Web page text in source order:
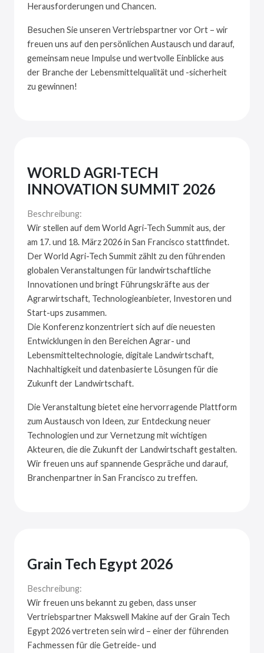
Herausforderungen und Chancen.
Besuchen Sie unseren Vertriebspartner vor Ort – wir
freuen uns auf den persönlichen Austausch und darauf,
gemeinsam neue Impulse und wertvolle Einblicke aus
der Branche der Lebensmittelqualität und -sicherheit
zu gewinnen!
WORLD AGRI-TECH
INNOVATION SUMMIT 2026
Beschreibung:
Wir stellen auf dem World Agri-Tech Summit aus, der
am 17. und 18. März 2026 in San Francisco stattfindet.
Der World Agri-Tech Summit zählt zu den führenden
globalen Veranstaltungen für landwirtschaftliche
Innovationen und bringt Führungskräfte aus der
Agrarwirtschaft, Technologieanbieter, Investoren und
Start-ups zusammen.
Die Konferenz konzentriert sich auf die neuesten
Entwicklungen in den Bereichen Agrar- und
Lebensmitteltechnologie, digitale Landwirtschaft,
Nachhaltigkeit und datenbasierte Lösungen für die
Zukunft der Landwirtschaft.
Die Veranstaltung bietet eine hervorragende Plattform
zum Austausch von Ideen, zur Entdeckung neuer
Technologien und zur Vernetzung mit wichtigen
Akteuren, die die Zukunft der Landwirtschaft gestalten.
Wir freuen uns auf spannende Gespräche und darauf,
Branchenpartner in San Francisco zu treffen.
Grain Tech Egypt 2026
Beschreibung:
Wir freuen uns bekannt zu geben, dass unser
Vertriebspartner Makswell Makine auf der Grain Tech
Egypt 2026 vertreten sein wird – einer der führenden
Fachmessen für die Getreide- und